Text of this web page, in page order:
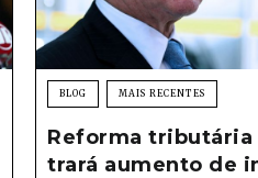
BLOG MAIS RECENTES
Reforma tributária
trará aumento de